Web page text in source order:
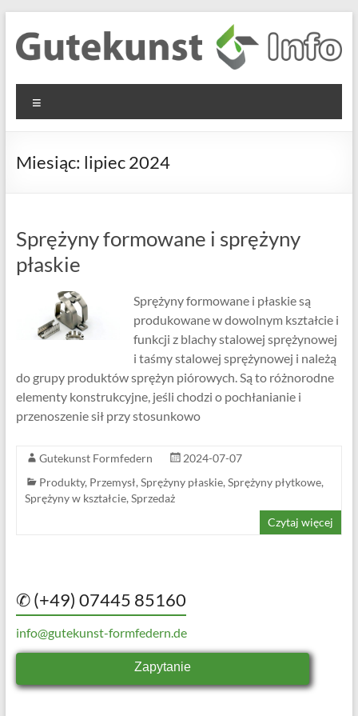
content
Gutekunst
Formfedern
GmbH
Informationen
Flachmaterial
Miesiąc: lipiec 2024
Sprężyny formowane i sprężyny
płaskie
Sprężyny formowane i płaskie są
produkowane w dowolnym kształcie i
funkcji z blachy stalowej sprężynowej
i taśmy stalowej sprężynowej i należą
do grupy produktów sprężyn piórowych. Są to różnorodne
elementy konstrukcyjne, jeśli chodzi o pochłanianie i
przenoszenie sił przy stosunkowo
Gutekunst Formfedern
2024-07-07
Produkty, Przemysł, Sprężyny płaskie, Sprężyny płytkowe,
Sprężyny w kształcie, Sprzedaż
Czytaj więcej
✆ (+49) 07445 85160
info@gutekunst-formfedern.de
Zapytanie